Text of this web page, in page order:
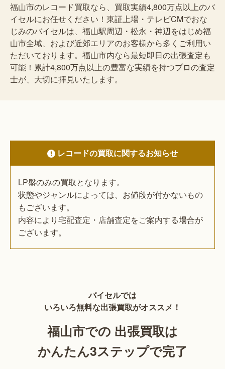
福山市のレコード買取なら、買取実績4,800万点以上のバ
イセルにお任せください！東証上場・テレビCMでおな
じみのバイセルは、福山駅周辺・松永・神辺をはじめ福
山市全域、および近郊エリアのお客様から多くご利用い
ただいております。福山市内なら最短即日の出張査定も
可能！累計4,800万点以上の豊富な実績を持つプロの査定
士が、大切に拝見いたします。
レコードの買取に関するお知らせ
LP盤のみの買取となります。
状態やジャンルによっては、お値段が付かないもの
もございます。
内容により宅配査定・店舗査定をご案内する場合が
ございます。
バイセルでは
いろいろ無料な出張買取がオススメ！
福山市での 出張買取は
かんたん3ステップで完了